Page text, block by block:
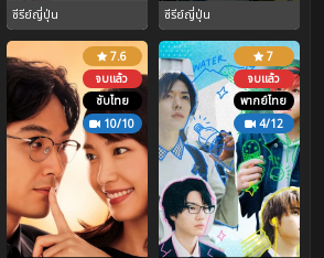
ซีรีย์ญี่ปุ่น ซีรีย์ญี่ปุ่น
7.6
จบแล้ว
ซับไทย
10/10
7
จบแล้ว
พากย์ไทย
4/12